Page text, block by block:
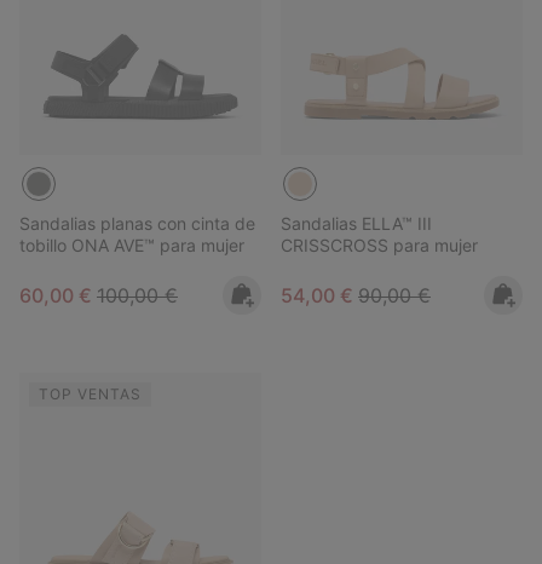
Sandalias planas con cinta de
tobillo ONA AVE™ para mujer
Sale price:
60,00 € Regular price:
100,00 €
Sandalias ELLA™ III
CRISSCROSS para mujer
Sale price:
54,00 € Regular price:
90,00 €
TOP VENTAS